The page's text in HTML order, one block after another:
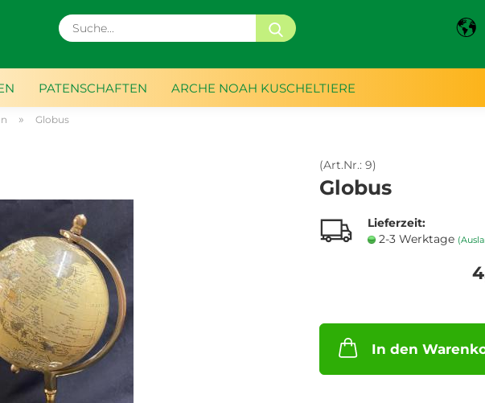
Suche...
PATENSCHAFTEN ARCHE NOAH KUSCHELTIERE
» Globus
(Art.Nr.: 9)
Globus
Lieferzeit:
2-3 Werktage
In den